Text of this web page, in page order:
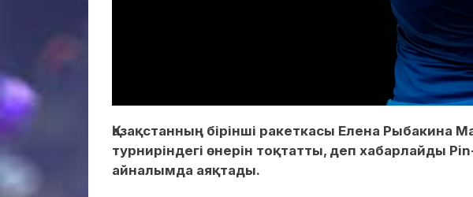
Қазақстанның бірінші ракеткасы Елена Рыбакина
турниріндегі өнерін тоқтатты, деп хабарлайды
айналымда аяқтады.